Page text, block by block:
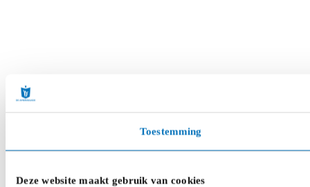
Toestemming
Deze website maakt gebruik van cookies